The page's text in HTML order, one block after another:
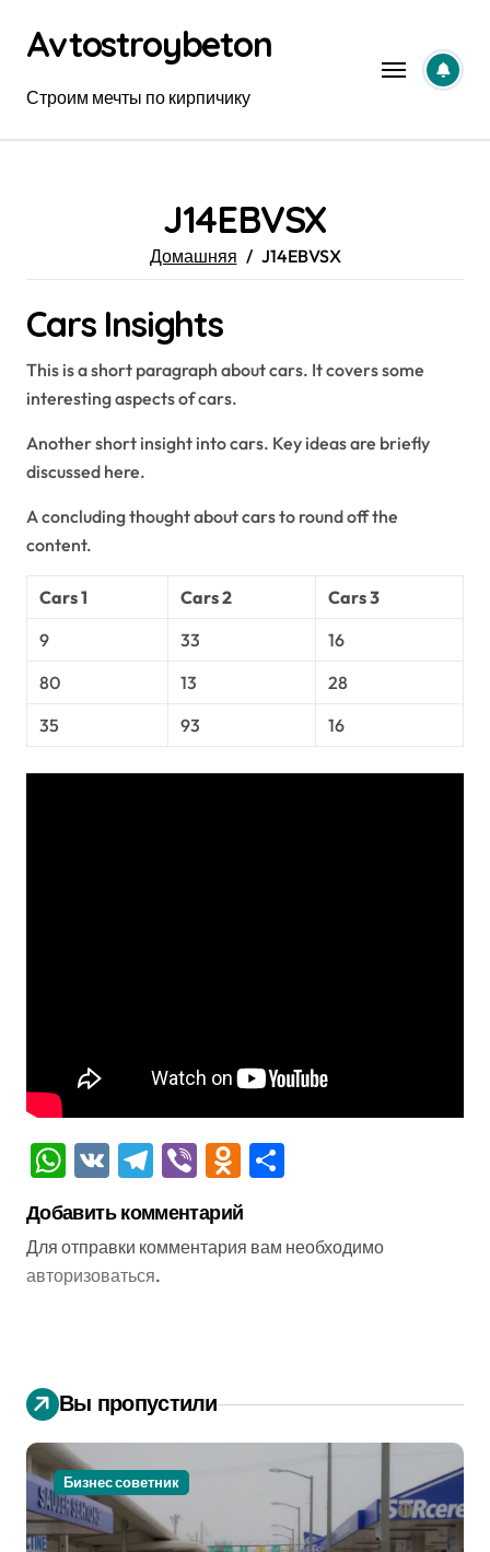
содержанию
Avtostroybeton
Строим мечты по кирпичику
J14EBVSX
Домашняя J14EBVSX
Cars Insights
This is a short paragraph about cars. It covers some
interesting aspects of cars.
Another short insight into cars. Key ideas are briefly
discussed here.
A concluding thought about cars to round off the
content.
Cars 1 Cars 2
Cars 3
9
33
16
80
13
28
35
93 16
WhatsApp
VK Telegram
ViberOdnoklassniki
Добавить комментарий
Для отправки комментария вам необходимо
авторизоваться.
Вы пропустили
Бизнес советник